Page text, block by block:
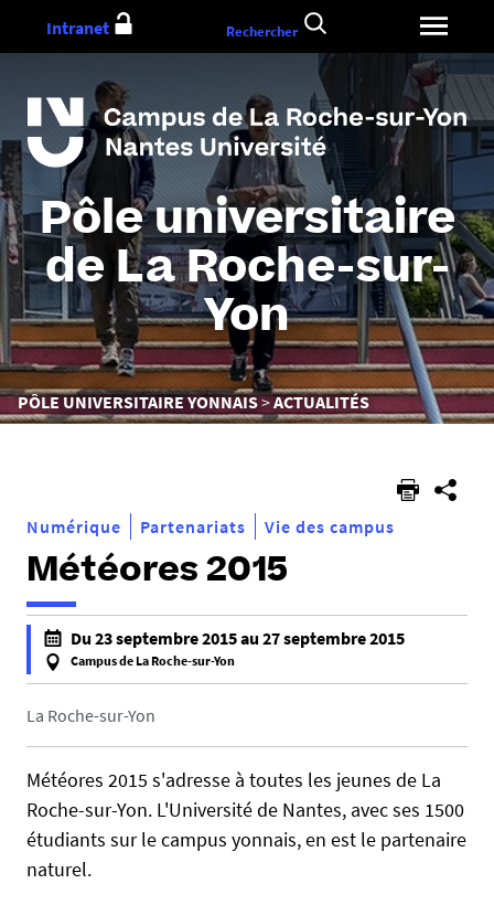
au
Pôle universitaire
de La Roche-sur-
Yon
Vous
êtes
PÔLE UNIVERSITAIRE YONNAIS ACTUALITÉS
Intranet Rechercher
Numérique Partenariats Vie des campus
Météores 2015
h
t
p
/
/
p
o
Du 23 septembre 2015 au 27 septembre 2015
Campus de La Roche-sur-Yon
f
a
e
f
a
l
La Roche-sur-Yon
Météores 2015 s'adresse à toutes les jeunes de La
Roche-sur-Yon. L'Université de Nantes, avec ses 1500
étudiants sur le campus yonnais, en est le partenaire
naturel.